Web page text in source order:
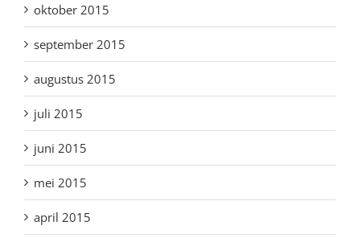
oktober 2015
september 2015
augustus 2015
juli 2015
juni 2015
mei 2015
april 2015